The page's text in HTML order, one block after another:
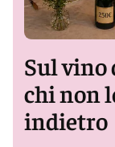
Sul vino
chi non
indietro